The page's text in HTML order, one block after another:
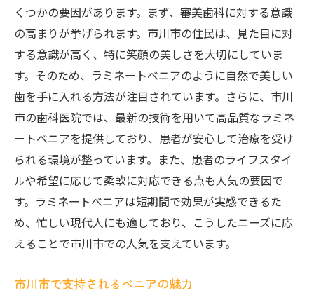
くつかの要因があります。まず、審美歯科に対する意識
の高まりが挙げられます。市川市の住民は、見た目に対
する意識が高く、特に笑顔の美しさを大切にしていま
す。そのため、ラミネートべニアのように自然で美しい
歯を手に入れる方法が注目されています。さらに、市川
市の歯科医院では、最新の技術を用いて高品質なラミネ
ートべニアを提供しており、患者が安心して治療を受け
られる環境が整っています。また、患者のライフスタイ
ルや希望に応じて柔軟に対応できる点も人気の要因で
す。ラミネートべニアは短期間で効果が実感できるた
め、忙しい現代人にも適しており、こうしたニーズに応
えることで市川市での人気を支えています。
市川市で支持されるべニアの魅力